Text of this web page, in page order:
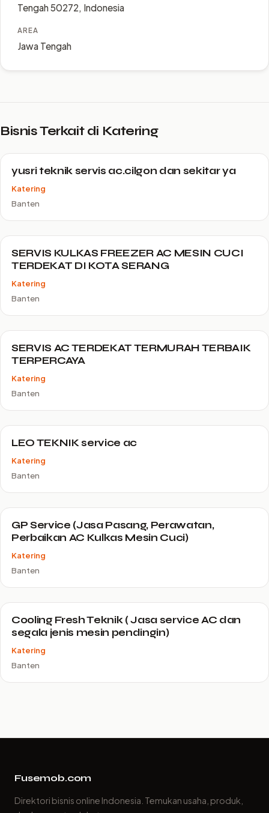
Tengah 50272, Indonesia
AREA
Jawa Tengah
Bisnis Terkait di Katering
yusri teknik servis ac.cilgon dan sekitar ya
Katering
Banten
SERVIS KULKAS FREEZER AC MESIN CUCI
TERDEKAT DI KOTA SERANG
Katering
Banten
SERVIS AC TERDEKAT TERMURAH TERBAIK
TERPERCAYA
Katering
Banten
LEO TEKNIK service ac
Katering
Banten
GP Service (Jasa Pasang, Perawatan,
Perbaikan AC Kulkas Mesin Cuci)
Katering
Banten
Cooling Fresh Teknik ( Jasa service AC dan
segala jenis mesin pendingin)
Katering
Banten
Fusemob.com
Direktori bisnis online Indonesia. Temukan usaha, produk,